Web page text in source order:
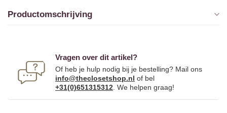
Productomschrijving
Vragen over dit artikel?
Of heb je hulp nodig bij je bestelling? Mail ons
info@theclosetshop.nl of bel
+31(0)651315312 . We helpen graag!